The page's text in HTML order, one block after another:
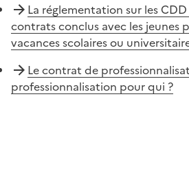
La réglementation sur les
contrats conclus avec les jeunes
vacances scolaires ou
Le contrat de
professionnalisation pour qui ?